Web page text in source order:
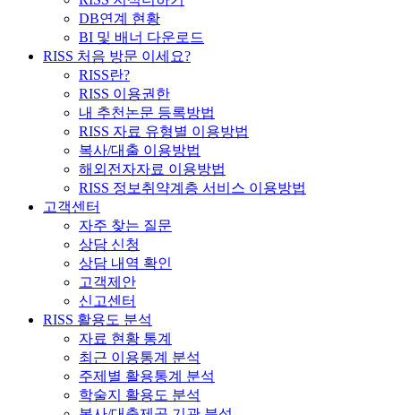
DB연계 현황
BI 및 배너 다운로드
RISS 처음 방문 이세요?
RISS란?
RISS 이용권한
내 추천논문 등록방법
RISS 자료 유형별 이용방법
복사/대출 이용방법
해외전자자료 이용방법
RISS 정보취약계층 서비스 이용방법
고객센터
자주 찾는 질문
상담 신청
상담 내역 확인
고객제안
신고센터
RISS 활용도 분석
자료 현황 통계
최근 이용통계 분석
주제별 활용통계 분석
학술지 활용도 분석